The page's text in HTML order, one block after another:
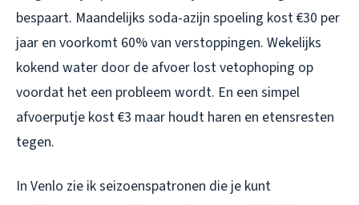
bespaart. Maandelijks soda-azijn spoeling kost €30 per
jaar en voorkomt 60% van verstoppingen. Wekelijks
kokend water door de afvoer lost vetophoping op
voordat het een probleem wordt. En een simpel
afvoerputje kost €3 maar houdt haren en etensresten
tegen.
In Venlo zie ik seizoenspatronen die je kunt